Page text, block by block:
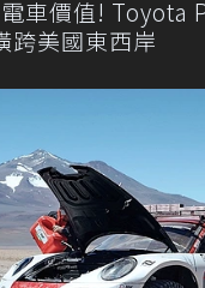
車價值! Toyota
跨美國東西岸